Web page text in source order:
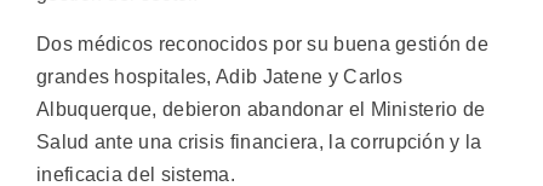
Dos médicos reconocidos por su buena gestión de
grandes hospitales, Adib Jatene y Carlos
Albuquerque, debieron abandonar el Ministerio de
Salud ante una crisis financiera, la corrupción y la
ineficacia del sistema.